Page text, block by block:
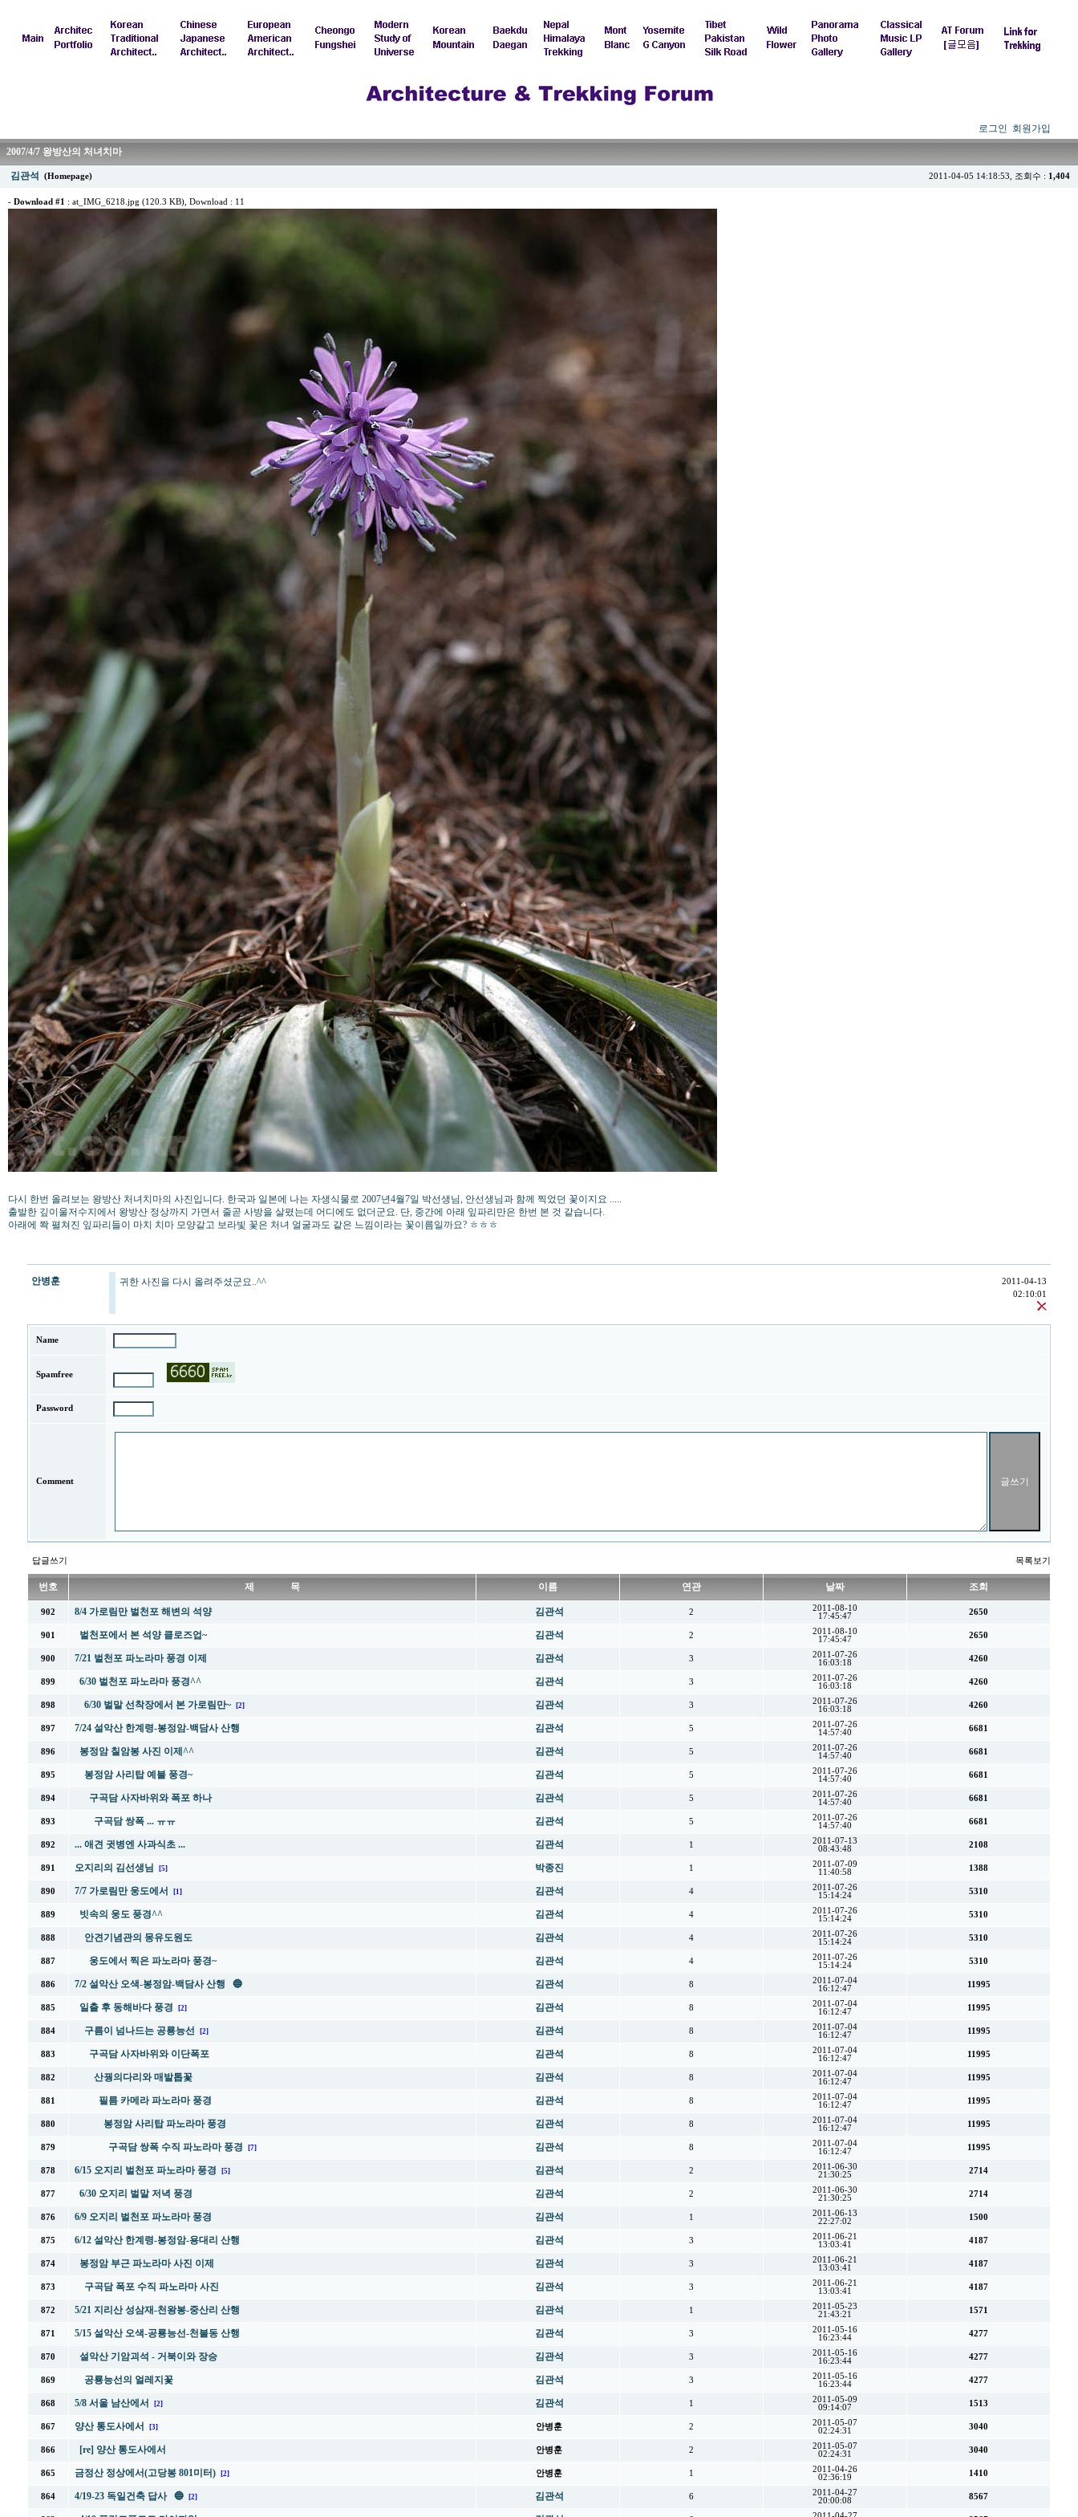
로그인 회원가입
2007/4/7 왕방산의 처녀치마
김관석 (Homepage) 2011-04-05 14:18:53, 조회수 : 1,404
- Download #1 : at_IMG_6218.jpg (120.3 KB) , Download : 11
다시 한번 올려보는 왕방산 처녀치마의 사진입니다. 한국과 일본에 나는 자생식물로 2007년4월7일 박선생님, 안선생님과 함께 찍었던 꽃이지요 .....
출발한 깊이울저수지에서 왕방산 정상까지 가면서 줄곧 사방을 살폈는데 어디에도 없더군요. 단, 중간에 아래 잎파리만은 한번 본 것 같습니다.
아래에 쫙 펼쳐진 잎파리들이 마치 치마 모양같고 보라빛 꽃은 처녀 얼굴과도 같은 느낌이라는 꽃이름일까요? ㅎㅎㅎ
안병훈 귀한 사진을 다시 올려주셨군요..^^
2011-04-13
02:10:01
Name
Spamfree
Password
Comment
답글쓰기 목록보기
번호 제 목 이름 연관 날짜 조회
902 8/4 가로림만 벌천포 해변의 석양 김관석 2
2011-08-10
17:45:47
2650
901 벌천포에서 본 석양 클로즈업~ 김관석 2
2011-08-10
17:45:47
2650
900 7/21 벌천포 파노라마 풍경 이제 김관석 3
2011-07-26
16:03:18
4260
899 6/30 벌천포 파노라마 풍경^^ 김관석 3
2011-07-26
16:03:18
4260
898 6/30 벌말 선착장에서 본 가로림만~ [2] 김관석 3
2011-07-26
16:03:18
4260
897 7/24 설악산 한계령-봉정암-백담사 산행 김관석 5
2011-07-26
14:57:40
6681
896 봉정암 칠암봉 사진 이제^^ 김관석 5
2011-07-26
14:57:40
6681
895 봉정암 사리탑 예불 풍경~ 김관석 5
2011-07-26
14:57:40
6681
894 구곡담 사자바위와 폭포 하나 김관석 5
2011-07-26
14:57:40
6681
893 구곡담 쌍폭 ... ㅠㅠ 김관석 5
2011-07-26
14:57:40
6681
892 ... 애견 귓병엔 사과식초 ... 김관석 1
2011-07-13
08:43:48
2108
891 오지리의 김선생님 [5] 박종진 1
2011-07-09
11:40:58
1388
890 7/7 가로림만 웅도에서 [1] 김관석 4
2011-07-26
15:14:24
5310
889 빗속의 웅도 풍경^^ 김관석 4
2011-07-26
15:14:24
5310
888 안견기념관의 몽유도원도 김관석 4
2011-07-26
15:14:24
5310
887 웅도에서 찍은 파노라마 풍경~ 김관석 4
2011-07-26
15:14:24
5310
886 7/2 설악산 오색-봉정암-백담사 산행 🔵 김관석 8
2011-07-04
16:12:47
11995
885 일출 후 동해바다 풍경 [2] 김관석 8
2011-07-04
16:12:47
11995
884 구름이 넘나드는 공룡능선 [2] 김관석 8
2011-07-04
16:12:47
11995
883 구곡담 사자바위와 이단폭포 김관석 8
2011-07-04
16:12:47
11995
882 산꿩의다리와 매발톱꽃 김관석 8
2011-07-04
16:12:47
11995
881 필름 카메라 파노라마 풍경 김관석 8
2011-07-04
16:12:47
11995
880 봉정암 사리탑 파노라마 풍경 김관석 8
2011-07-04
16:12:47
11995
879 구곡담 쌍폭 수직 파노라마 풍경 [7] 김관석 8
2011-07-04
16:12:47
11995
878 6/15 오지리 벌천포 파노라마 풍경 [5] 김관석 2
2011-06-30
21:30:25
2714
877 6/30 오지리 벌말 저녁 풍경 김관석 2
2011-06-30
21:30:25
2714
876 6/9 오지리 벌천포 파노라마 풍경 김관석 1
2011-06-13
22:27:02
1500
875 6/12 설악산 한계령-봉정암-용대리 산행 김관석 3
2011-06-21
13:03:41
4187
874 봉정암 부근 파노라마 사진 이제 김관석 3
2011-06-21
13:03:41
4187
873 구곡담 폭포 수직 파노라마 사진 김관석 3
2011-06-21
13:03:41
4187
872 5/21 지리산 성삼재-천왕봉-중산리 산행 김관석 1
2011-05-23
21:43:21
1571
871 5/15 설악산 오색-공룡능선-천불동 산행 김관석 3
2011-05-16
16:23:44
4277
870 설악산 기암괴석 - 거북이와 장승 김관석 3
2011-05-16
16:23:44
4277
869 공룡능선의 얼레지꽃 김관석 3
2011-05-16
16:23:44
4277
868 5/8 서울 남산에서 [2] 김관석 1
2011-05-09
09:14:07
1513
867 양산 통도사에서 [3] 안병훈 2
2011-05-07
02:24:31
3040
866 [re] 양산 통도사에서 안병훈 2
2011-05-07
02:24:31
3040
865 금정산 정상에서(고당봉 801미터) [2] 안병훈 1
2011-04-26
02:36:19
1410
864 4/19-23 독일건축 답사 🔵 [2] 김관석 6
2011-04-27
20:00:08
8567